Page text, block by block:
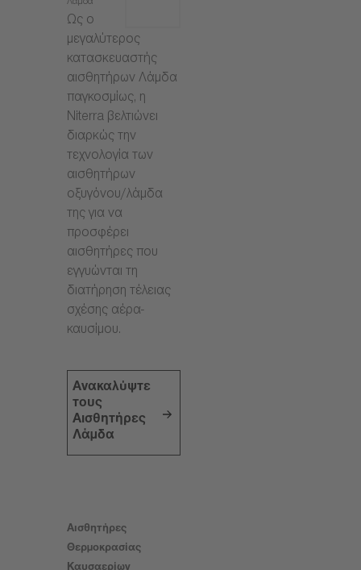
Λάμδα
Ως ο
μεγαλύτερος
κατασκευαστής
αισθητήρων Λάμδα
παγκοσμίως, η
Niterra βελτιώνει
διαρκώς την
τεχνολογία των
αισθητήρων
οξυγόνου/λάμδα
της για να
προσφέρει
αισθητήρες που
εγγυώνται τη
διατήρηση τέλειας
σχέσης αέρα-
καυσίμου.
Ανακαλύψτε
τους
Αισθητήρες
Λάμδα
Αισθητήρες
Θερμοκρασίας